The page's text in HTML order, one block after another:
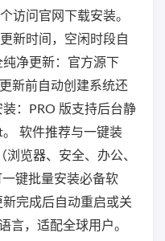
访问官网下载安装。
新时间，空闲时段自
净更新：官方源下
新前自动创建系统还
：PRO 版支持后台静
软件推荐与一键装
览器、安全、办公、
键批量安装必备软
完成后自动重启或关
言，适配全球用户。